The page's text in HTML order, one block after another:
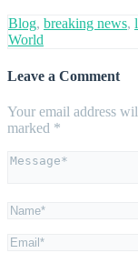
Blog, breaking news,
World
Leave a Comment
Your email address
marked *